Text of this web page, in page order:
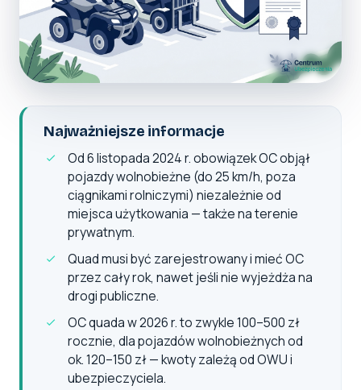
Najważniejsze informacje
Od 6 listopada 2024 r. obowiązek OC objął
pojazdy wolnobieżne (do 25 km/h, poza
ciągnikami rolniczymi) niezależnie od
miejsca użytkowania — także na terenie
prywatnym.
Quad musi być zarejestrowany i mieć OC
przez cały rok, nawet jeśli nie wyjeżdża na
drogi publiczne.
OC quada w 2026 r. to zwykle 100–500 zł
rocznie, dla pojazdów wolnobieżnych od
ok. 120–150 zł — kwoty zależą od OWU i
ubezpieczyciela.